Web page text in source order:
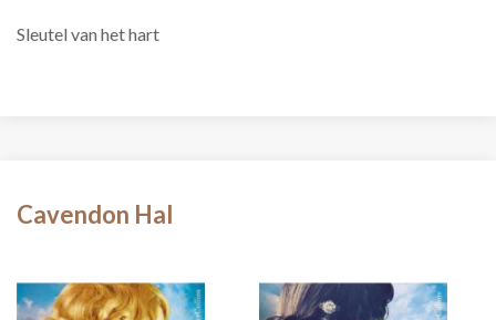
Sleutel van het hart
Cavendon Hal